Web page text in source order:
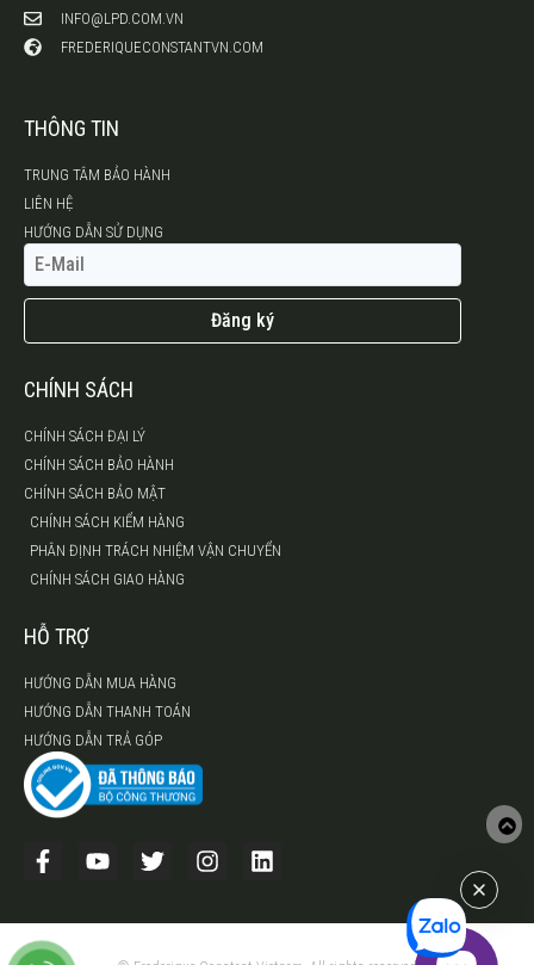
INFO@LPD.COM.VN
FREDERIQUECONSTANTVN.COM
THÔNG TIN
TRUNG TÂM BẢO HÀNH
LIÊN HỆ
HƯỚNG DẪN SỬ DỤNG
Đăng ký
CHÍNH SÁCH
CHÍNH SÁCH ĐẠI LÝ
CHÍNH SÁCH BẢO HÀNH
CHÍNH SÁCH BẢO MẬT
CHÍNH SÁCH KIỂM HÀNG
PHÂN ĐỊNH TRÁCH NHIỆM VẬN CHUYỂN
CHÍNH SÁCH GIAO HÀNG
HỖ TRỢ
HƯỚNG DẪN MUA HÀNG
HƯỚNG DẪN THANH TOÁN
HƯỚNG DẪN TRẢ GÓP